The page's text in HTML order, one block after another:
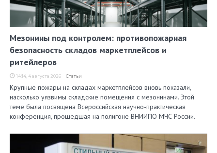
Мезонины под контролем: противопожарная
безопасность складов маркетплейсов и
ритейлеров
14:14, 4 августа 2026 Статьи
Крупные пожары на складах маркетплейсов вновь показали,
насколько уязвимы складские помещения с мезонинами. Этой
теме была посвящена Всероссийская научно-практическая
конференция, прошедшая на полигоне ВНИИПО МЧС России.